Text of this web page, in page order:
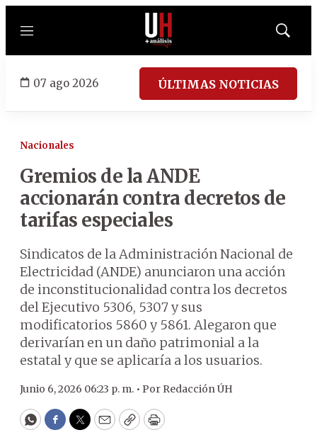
Menú
Mostrar
07 ago 2026 ÚLTIMAS NOTICIAS
Nacionales
Gremios de la ANDE
accionarán contra decretos de
tarifas especiales
Sindicatos de la Administración Nacional de
Electricidad (ANDE) anunciaron una acción
de inconstitucionalidad contra los decretos
del Ejecutivo 5306, 5307 y sus
modificatorios 5860 y 5861. Alegaron que
derivarían en un daño patrimonial a la
estatal y que se aplicaría a los usuarios.
Junio 6, 2026 06:23 p. m. • Por Redacción ÚH
WhatsApp
Facebook
Twitter
EmailCopyPrint